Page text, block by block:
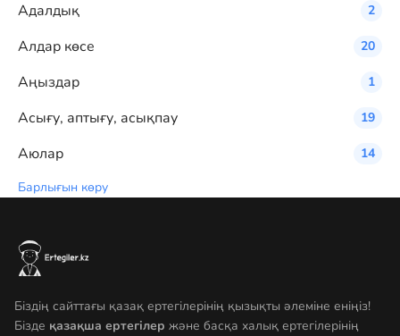
Адалдық 2
Алдар көсе 20
Аңыздар 1
Асығу, аптығу, асықпау 19
Аюлар
14
Барлығын көру
Біздің сайттағы қазақ ертегілерінің қызықты әлеміне еніңіз!
Бізде қазақша ертегілер және басқа халық ертегілерінің